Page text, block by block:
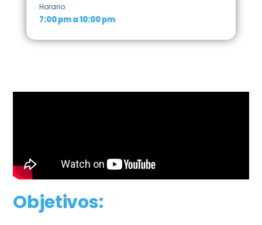
Horario:
7:00 pm a 10:00 pm
Objetivos: